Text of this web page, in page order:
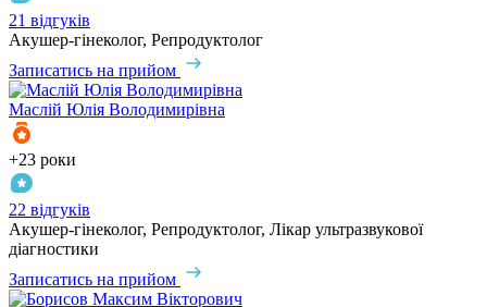
21 відгуків
Акушер-гінеколог, Репродуктолог
Записатись на прийом
Маслій Юлія Володимирівна
+23 роки
22 відгуків
Акушер-гінеколог, Репродуктолог, Лікар ультразвукової
діагностики
Записатись на прийом